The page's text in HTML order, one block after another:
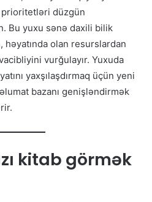
prioritetləri düzgün
Bu yuxu sənə daxili bilik
həyatında olan resurslardan
vurğulayır. Yuxuda
yaxşılaşdırmaq üçün yeni
bazanı genişləndirmək
kitab görmək